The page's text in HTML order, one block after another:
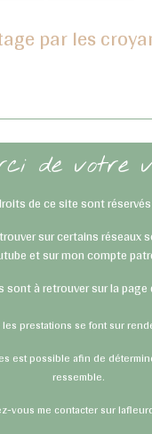
par les
de votre
de ce site sont
sur certains réseaux
et sur mon compte
sont à retrouver sur la
les prestations se font sur
est possible afin de
ressemble.
vous me contacter sur